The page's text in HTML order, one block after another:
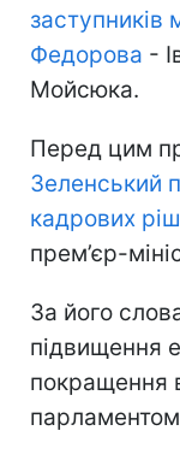
заступників
Федорова -
Мойсюка.
Перед цим
Зеленський
кадрових
прем’єр-
За його
підвищення
покращення